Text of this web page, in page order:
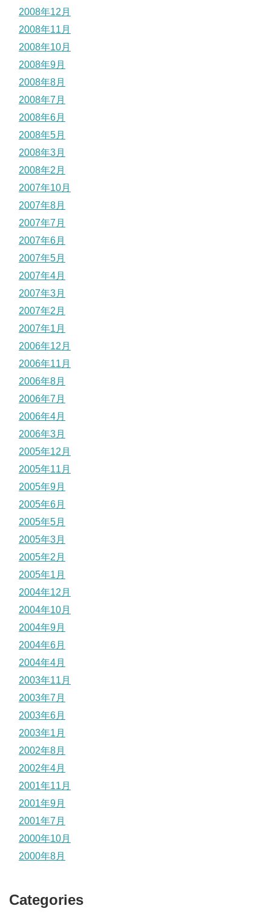
2008年12月
2008年11月
2008年10月
2008年9月
2008年8月
2008年7月
2008年6月
2008年5月
2008年3月
2008年2月
2007年10月
2007年8月
2007年7月
2007年6月
2007年5月
2007年4月
2007年3月
2007年2月
2007年1月
2006年12月
2006年11月
2006年8月
2006年7月
2006年4月
2006年3月
2005年12月
2005年11月
2005年9月
2005年6月
2005年5月
2005年3月
2005年2月
2005年1月
2004年12月
2004年10月
2004年9月
2004年6月
2004年4月
2003年11月
2003年7月
2003年6月
2003年1月
2002年8月
2002年4月
2001年11月
2001年9月
2001年7月
2000年10月
2000年8月
Categories